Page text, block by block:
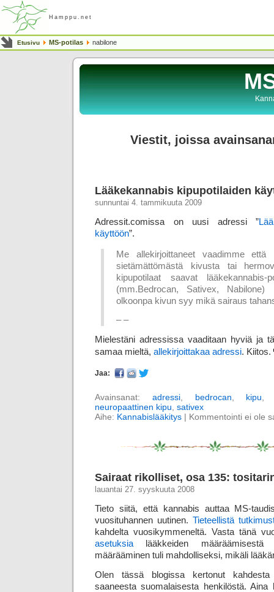
Hamppu.net
Etusivu MS-potilas nabilone
Viestit, joissa
Lääkekannabis kipupotilaiden
sunnuntai 4. tammikuuta 2009
Adressit.comissa on uusi adressi ”
käyttöön”.
Me allekirjoittaneet vaadimme että
sietämättömästä kivusta tai
kipupotilaat saavat lääkekannabis-
(mm.Bedrocan, Sativex,
olkoonpa kivun syy mikä sairaus
– –
Mielestäni adressissa vaaditaan hyviä ja
samaa mieltä, allekirjoittakaa adressi. Kiitos.
Jaa:
Avainsanat: adressi, bedrocan, kipu
neuropaattinen kipu, sativex
Aihe: Kannabislääkitys | Kommentointi ei ole
Sairaat rikolliset, osa 135:
lauantai 27. syyskuuta 2008
Tieto siitä, että kannabis auttaa MS-
vuosituhannen uutinen.Tieteellistä
kahdelta vuosikymmeneltä. Vasta tänä
asetuksia lääkkeiden
määrääminen tuli mahdolliseksi, mikäli
Olen tässä blogissa kertonut kahdesta
saaneesta suomalaisesta henkilöstä.